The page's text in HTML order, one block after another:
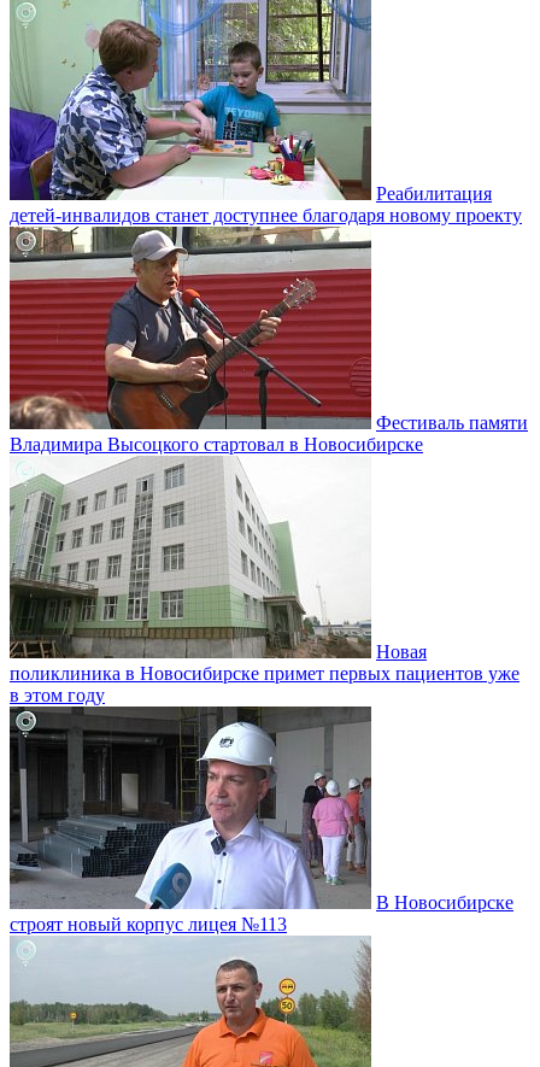
Реабилитация
детей-инвалидов станет доступнее благодаря новому проекту
Фестиваль памяти
Владимира Высоцкого стартовал в Новосибирске
Новая
поликлиника в Новосибирске примет первых пациентов уже
в этом году
В Новосибирске
строят новый корпус лицея №113